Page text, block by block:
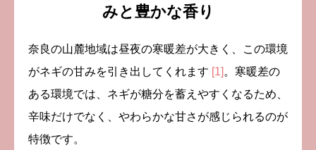
みと豊かな香り
奈良の山麓地域は昼夜の寒暖差が大きく、この環境
がネギの甘みを引き出してくれます [1] 。寒暖差の
ある環境では、ネギが糖分を蓄えやすくなるため、
辛味だけでなく、やわらかな甘さが感じられるのが
特徴です。